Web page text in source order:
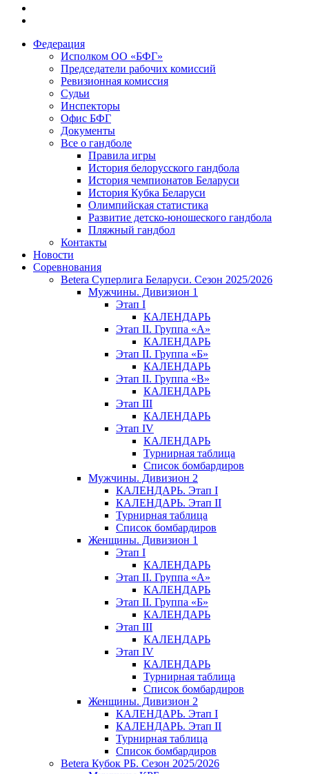
Федерация
Исполком ОО «БФГ»
Председатели рабочих комиссий
Ревизионная комиссия
Судьи
Инспекторы
Офис БФГ
Документы
Все о гандболе
Правила игры
История белорусского гандбола
История чемпионатов Беларуси
История Кубка Беларуси
Олимпийская статистика
Развитие детско-юношеского гандбола
Пляжный гандбол
Контакты
Новости
Соревнования
Betera Суперлига Беларуси. Сезон 2025/2026
Мужчины. Дивизион 1
Этап I
КАЛЕНДАРЬ
Этап II. Группа «А»
КАЛЕНДАРЬ
Этап II. Группа «Б»
КАЛЕНДАРЬ
Этап II. Группа «В»
КАЛЕНДАРЬ
Этап III
КАЛЕНДАРЬ
Этап IV
КАЛЕНДАРЬ
Турнирная таблица
Список бомбардиров
Мужчины. Дивизион 2
КАЛЕНДАРЬ. Этап I
КАЛЕНДАРЬ. Этап II
Турнирная таблица
Список бомбардиров
Женщины. Дивизион 1
Этап I
КАЛЕНДАРЬ
Этап II. Группа «А»
КАЛЕНДАРЬ
Этап II. Группа «Б»
КАЛЕНДАРЬ
Этап III
КАЛЕНДАРЬ
Этап IV
КАЛЕНДАРЬ
Турнирная таблица
Список бомбардиров
Женщины. Дивизион 2
КАЛЕНДАРЬ. Этап I
КАЛЕНДАРЬ. Этап II
Турнирная таблица
Список бомбардиров
Betera Кубок РБ. Сезон 2025/2026